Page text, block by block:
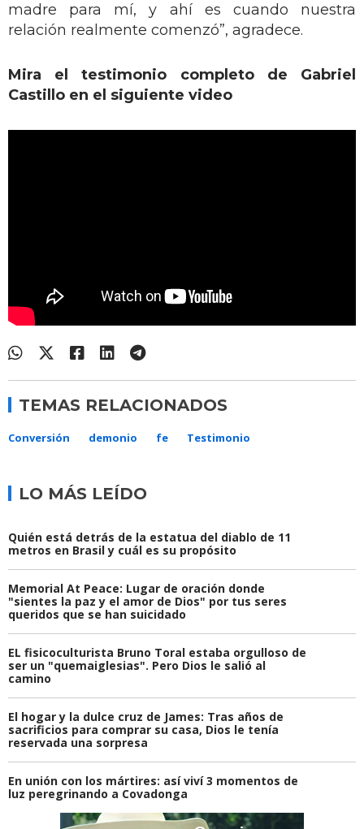
madre para mí, y ahí es cuando nuestra
relación realmente comenzó”, agradece.
Mira el testimonio completo de Gabriel
Castillo en el siguiente video
TEMAS RELACIONADOS
Conversión demonio fe Testimonio
LO MÁS LEÍDO
Quién está detrás de la estatua del diablo de 11
metros en Brasil y cuál es su propósito
Memorial At Peace: Lugar de oración donde
"sientes la paz y el amor de Dios" por tus seres
queridos que se han suicidado
EL fisicoculturista Bruno Toral estaba orgulloso de
ser un "quemaiglesias". Pero Dios le salió al
camino
El hogar y la dulce cruz de James: Tras años de
sacrificios para comprar su casa, Dios le tenía
reservada una sorpresa
En unión con los mártires: así viví 3 momentos de
luz peregrinando a Covadonga